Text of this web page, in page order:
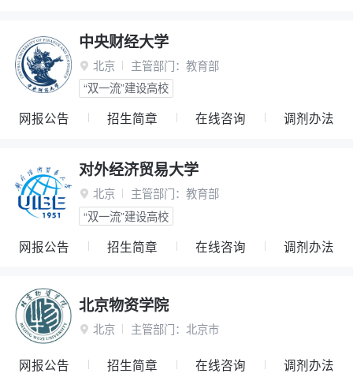
中央财经大学
 北京 主管部门： 教育部
“双一流”建设高校
网报公告 招生简章 在线咨询 调剂办法
对外经济贸易大学
 北京 主管部门： 教育部
“双一流”建设高校
网报公告 招生简章 在线咨询 调剂办法
北京物资学院
 北京 主管部门： 北京市
网报公告 招生简章 在线咨询 调剂办法